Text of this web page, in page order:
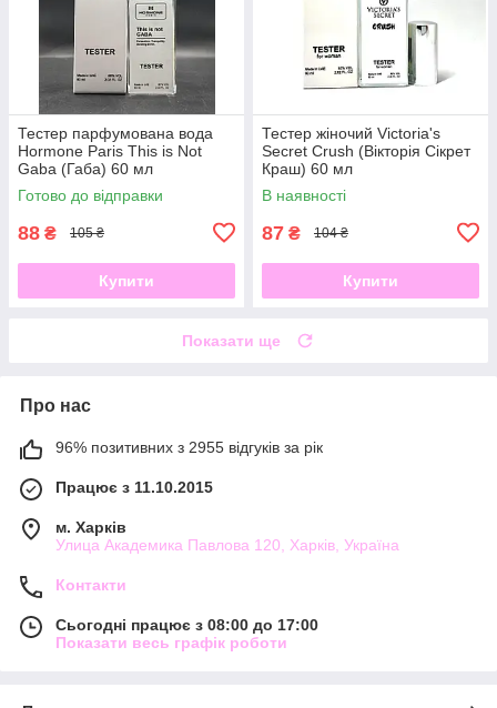
Тестер парфумована вода
Hormone Paris This is Not
Gaba (Габа) 60 мл
Готово до відправки
88 ₴ 105 ₴
Купити
Тестер жіночий Victoria's
Secret Crush (Вікторія Сікрет
Краш) 60 мл
В наявності
87 ₴ 104 ₴
Купити
Показати ще
Про нас
96% позитивних з 2955 відгуків за рік
Працює з 11.10.2015
м. Харків
Улица Академика Павлова 120, Харків, Україна
Контакти
Сьогодні працює з 08:00 до 17:00
Показати весь графік роботи